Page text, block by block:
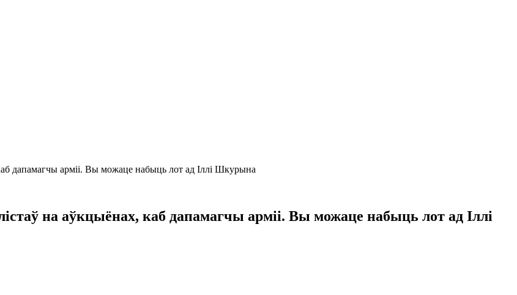
дапамагчы арміі. Вы можаце набыць лот ад Іллі Шкурына
на аўкцыёнах, каб дапамагчы арміі. Вы можаце набыць лот ад Іллі